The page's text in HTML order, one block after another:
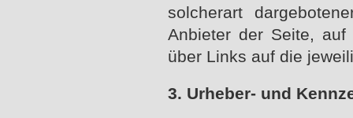
solcherart
Anbieter der Seite,
über Links auf die
3. Urheber- und